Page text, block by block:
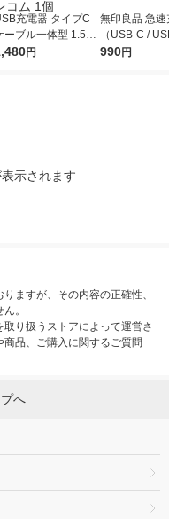
充電器 タイプC
ーブル一体型 1.5ｍ
ホワイトフェイ
円
無印良品 急速
（USB-C /
MJ-PA1C1A
990円
示されます
ますが、その内容の正確性、
。
り扱うストアによって運営さ
品、ご購入に関するご質問
へ